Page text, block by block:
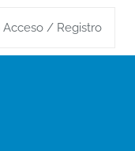
Acceso / Registro